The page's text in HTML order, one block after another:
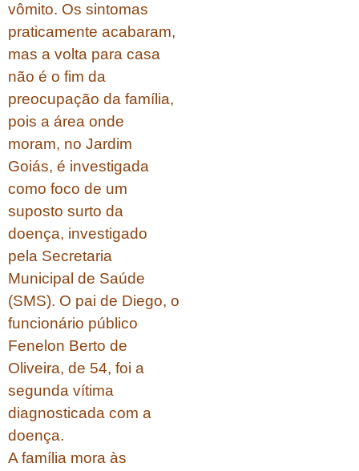
vômito. Os sintomas
praticamente acabaram,
mas a volta para casa
não é o fim da
preocupação da família,
pois a área onde
moram, no Jardim
Goiás, é investigada
como foco de um
suposto surto da
doença, investigado
pela Secretaria
Municipal de Saúde
(SMS). O pai de Diego, o
funcionário público
Fenelon Berto de
Oliveira, de 54, foi a
segunda vítima
diagnosticada com a
doença.
A família mora às